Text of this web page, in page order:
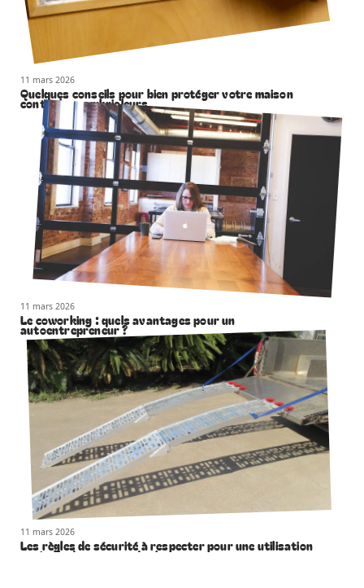
11 mars 2026
Quelques conseils pour bien protéger votre maison
contre les cambrioleurs
11 mars 2026
Le coworking : quels avantages pour un
autoentrepreneur ?
11 mars 2026
Les règles de sécurité à respecter pour une utilisation
optimale des rampes de chargement